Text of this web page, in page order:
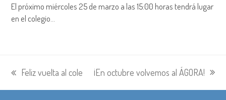
El próximo miércoles 25 de marzo a las 15:00 horas tendrá lugar
en el colegio…
entrada
anterior:
Feliz vuelta al cole
siguiente:
¡En octubre volvemos al ÁGORA!